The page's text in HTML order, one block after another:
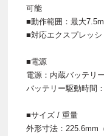
可能
■動作範囲：最大7.5m
■対応エクスプレッ
■電源
電源：内蔵バッテリ
バッテリー駆動時間
■サイズ / 重量
外形寸法：225.6mm